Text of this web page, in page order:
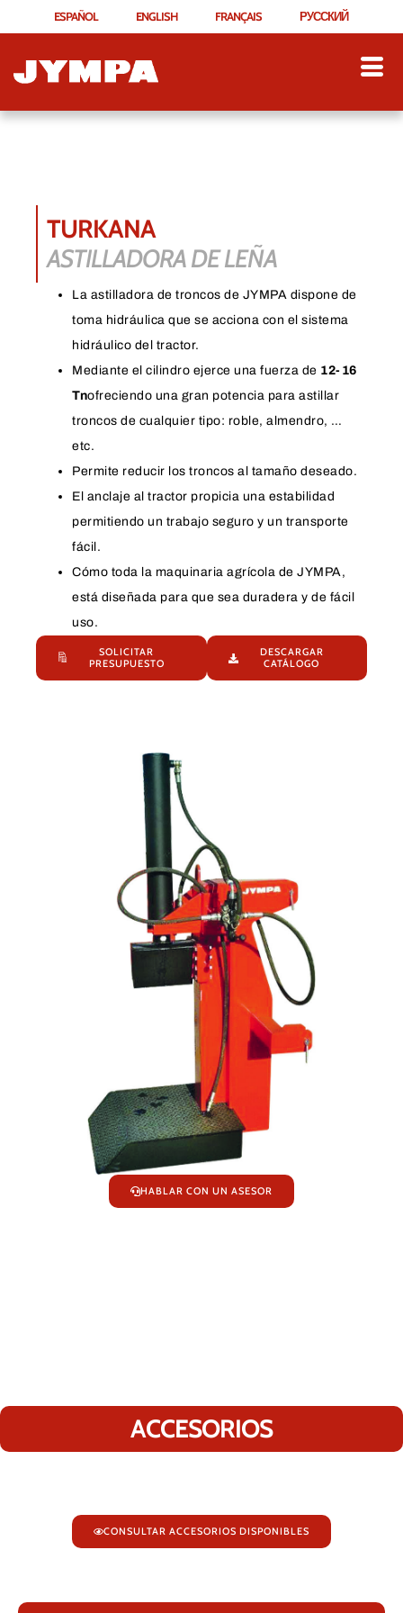
ESPAÑOL ENGLISH FRANÇAIS РУССКИЙ
TURKANA
ASTILLADORA DE LEÑA
La astilladora de troncos de JYMPA dispone de
toma hidráulica que se acciona con el sistema
hidráulico del tractor.
Mediante el cilindro ejerce una fuerza de 12-16
Tnofreciendo una gran potencia para astillar
troncos de cualquier tipo: roble, almendro, …
etc.
Permite reducir los troncos al tamaño deseado.
El anclaje al tractor propicia una estabilidad
permitiendo un trabajo seguro y un transporte
fácil.
Cómo toda la maquinaria agrícola de JYMPA,
está diseñada para que sea duradera y de fácil
uso.
SOLICITAR
PRESUPUESTO
DESCARGAR
CATÁLOGO
HABLAR CON UN ASESOR
ACCESORIOS
CONSULTAR ACCESORIOS DISPONIBLES